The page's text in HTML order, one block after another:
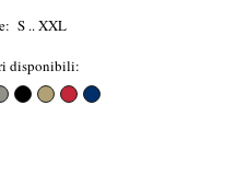
S .. XXL
disponibili: